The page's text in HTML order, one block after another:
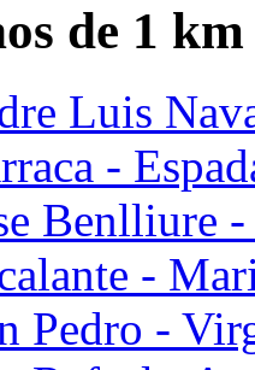
de 1
Luis
-
Benlliure
-
Pedro -